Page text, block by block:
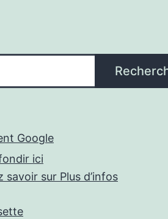
Google
ici
savoir sur Plus d’infos